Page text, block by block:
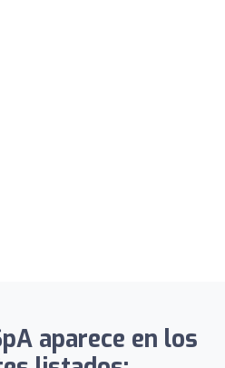
aparece en los